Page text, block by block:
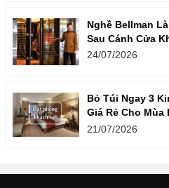
Nghề Bellman
Sau Cánh Cửa
24/07/2026
Bỏ Túi Ngay 3
Giá Rẻ Cho Mùa
21/07/2026